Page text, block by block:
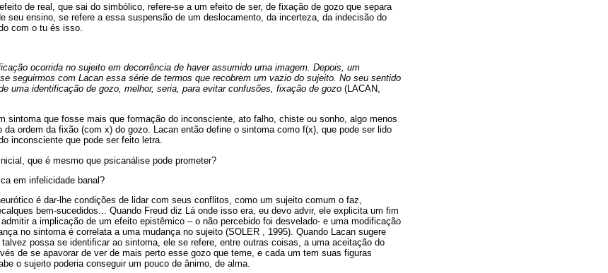
de real, que sai do simbólico, refere-se a um efeito de ser, de fixação de gozo que separa
seu ensino, se refere a essa suspensão de um deslocamento, da incerteza, da indecisão do
com o tu és isso.
ocorrida no sujeito em decorrência de haver assumido uma imagem. Depois, um
seguirmos com Lacan essa série de termos que recobrem um vazio do sujeito. No seu sentido
uma identificação de gozo, melhor, seria, para evitar confusões, fixação de gozo (LACAN,
sintoma que fosse mais que formação do inconsciente, ato falho, chiste ou sonho, algo menos
ordem da fixão (com x) do gozo. Lacan então define o sintoma como f(x), que pode ser lido
inconsciente que pode ser feito letra.
que é mesmo que psicanálise pode prometer?
em infelicidade banal?
é dar-lhe condições de lidar com seus conflitos, como um sujeito comum o faz,
bem-sucedidos... Quando Freud diz Lá onde isso era, eu devo advir, ele explicita um fim
a implicação de um efeito epistêmico – o não percebido foi desvelado- e uma modificação
no sintoma é correlata a uma mudança no sujeito (SOLER , 1995). Quando Lacan sugere
possa se identificar ao sintoma, ele se refere, entre outras coisas, a uma aceitação do
de se apavorar de ver de mais perto esse gozo que teme, e cada um tem suas figuras
o sujeito poderia conseguir um pouco de ânimo, de alma.